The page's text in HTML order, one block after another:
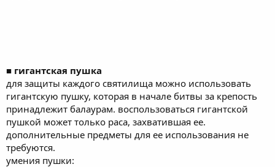
■ гигантская пушка
для защиты каждого святилища можно использовать
гигантскую пушку, которая в начале битвы за крепость
принадлежит балаурам. воспользоваться гигантской
пушкой может только раса, захватившая ее.
дополнительные предметы для ее использования не
требуются.
умения пушки: